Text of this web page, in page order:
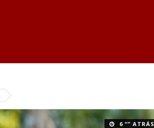
6 “” ATRÁS